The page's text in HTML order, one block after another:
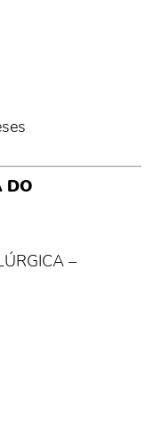
DO
–